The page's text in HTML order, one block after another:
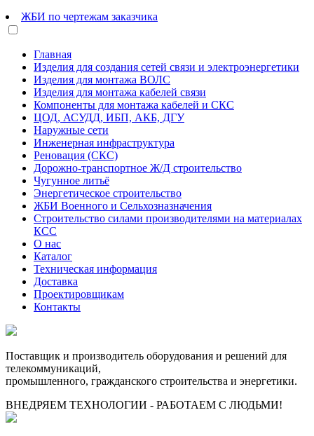
ЖБИ по чертежам заказчика
Главная
Изделия для создания сетей связи и электроэнергетики
Изделия для монтажа ВОЛС
Изделия для монтажа кабелей связи
Компоненты для монтажа кабелей и СКС
ЦОД, АСУДД, ИБП, АКБ, ДГУ
Наружные сети
Инженерная инфраструктура
Реновация (СКС)
Дорожно-транспортное Ж/Д строительство
Чугунное литьё
Энергетическое строительство
ЖБИ Военного и Сельхозназначения
Строительство силами производителями на материалах
КСС
О нас
Каталог
Техническая информация
Доставка
Проектировщикам
Контакты
Поставщик и производитель оборудования и решений для
телекоммуникаций,
промышленного, гражданского строительства и энергетики.
ВНЕДРЯЕМ ТЕХНОЛОГИИ - РАБОТАЕМ С ЛЮДЬМИ!